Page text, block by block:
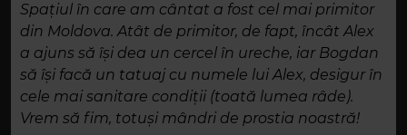
Spațiul în care am cântat a fost cel mai primitor
din Moldova. Atât de primitor, de fapt, încât Alex
a ajuns să își dea un cercel în ureche, iar Bogdan
să își facă un tatuaj cu numele lui Alex, desigur în
cele mai sanitare condiții (toată lumea râde).
Vrem să fim, totuși mândri de prostia noastră!